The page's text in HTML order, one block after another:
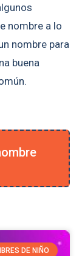
nombre a lo
nombre para
buena
DE NIÑO